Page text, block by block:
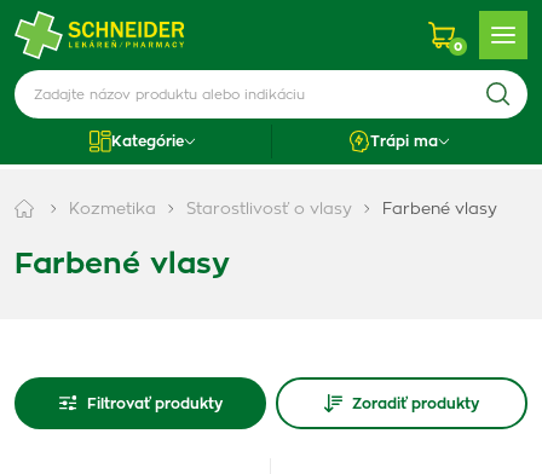
0
Kategórie Trápi ma
Kozmetika Starostlivosť o vlasy Farbené vlasy
Farbené vlasy
Filtrovať produkty Zoradiť produkty